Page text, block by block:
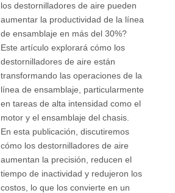
los destornilladores de aire pueden
aumentar la productividad de la línea
de ensamblaje en más del 30%?
Este artículo explorará cómo los
destornilladores de aire están
transformando las operaciones de la
línea de ensamblaje, particularmente
en tareas de alta intensidad como el
motor y el ensamblaje del chasis.
En esta publicación, discutiremos
cómo los destornilladores de aire
aumentan la precisión, reducen el
tiempo de inactividad y redujeron los
costos, lo que los convierte en un